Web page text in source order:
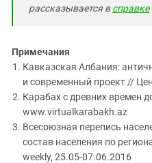
рассказывается всправке
Примечания
Кавказская Албания:
и современный проект //
Карабах с древних времен
www.virtualkarabakh.az
Всесоюзная перепись
состав населения по
weekly, 25.05-07.06.2016